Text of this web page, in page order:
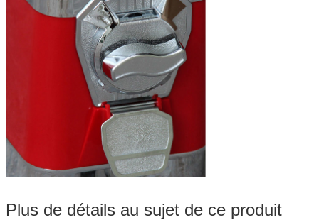
Plus de détails au sujet de ce produit